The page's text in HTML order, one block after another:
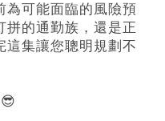
為可能面臨的風險預
拼的通勤族，還是正
這集讓您聰明規劃不